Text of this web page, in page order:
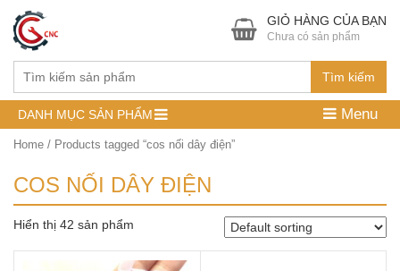
Tìm kiếm
GIỎ HÀNG CỦA BẠN
Chưa có sản phẩm
DANH MỤC SẢN PHẨM Menu
Home / Products tagged “cos nối dây điện”
COS NỐI DÂY ĐIỆN
Hiển thị 42 sản phẩm